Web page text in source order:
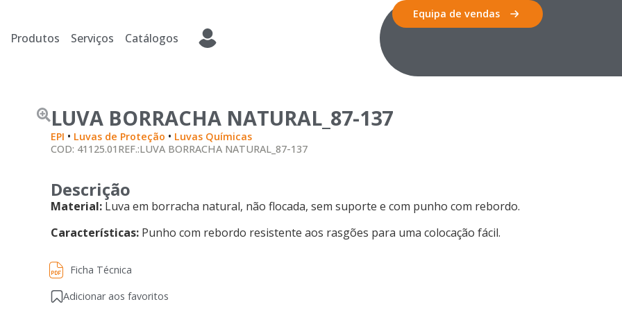
Produtos Serviços Catálogos
Equipa de vendas
LUVA BORRACHA NATURAL_87-137
EPI • Luvas de Proteção • Luvas Químicas
COD: 41125.01 REF.:LUVA BORRACHA NATURAL_87-137
Descrição
Material:Luva em borracha natural, não flocada, sem suporte e com punho com rebordo.
Características:Punho com rebordo resistente aos rasgões para uma colocação fácil.
Ficha Técnica
Adicionar aos favoritos